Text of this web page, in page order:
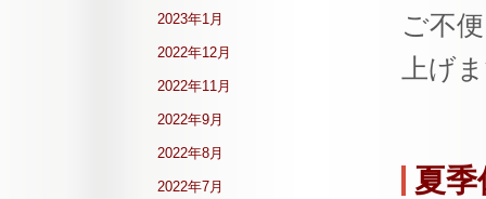
ご不
上げ
夏
2023年1月
2022年12月
2022年11月
2022年9月
2022年8月
2022年7月